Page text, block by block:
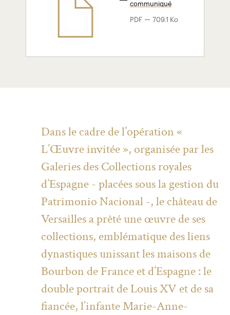
communiqué
PDF 709.1 Ko
Dans le cadre de l’opération «
L’Œuvre invitée », organisée par les
Galeries des Collections royales
d’Espagne - placées sous la gestion du
Patrimonio Nacional -, le château de
Versailles a prêté une œuvre de ses
collections, emblématique des liens
dynastiques unissant les maisons de
Bourbon de France et d’Espagne : le
double portrait de Louis XV et de sa
fiancée, l’infante Marie-Anne-